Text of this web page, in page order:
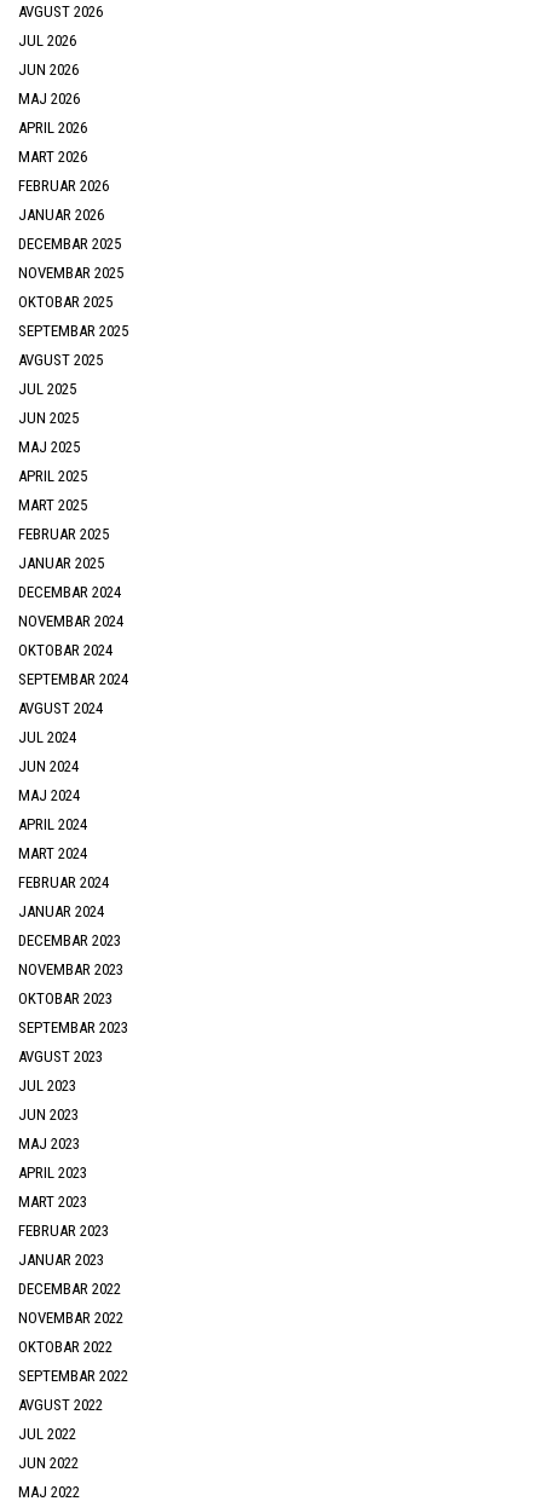
AVGUST 2026
JUL 2026
JUN 2026
MAJ 2026
APRIL 2026
MART 2026
FEBRUAR 2026
JANUAR 2026
DECEMBAR 2025
NOVEMBAR 2025
OKTOBAR 2025
SEPTEMBAR 2025
AVGUST 2025
JUL 2025
JUN 2025
MAJ 2025
APRIL 2025
MART 2025
FEBRUAR 2025
JANUAR 2025
DECEMBAR 2024
NOVEMBAR 2024
OKTOBAR 2024
SEPTEMBAR 2024
AVGUST 2024
JUL 2024
JUN 2024
MAJ 2024
APRIL 2024
MART 2024
FEBRUAR 2024
JANUAR 2024
DECEMBAR 2023
NOVEMBAR 2023
OKTOBAR 2023
SEPTEMBAR 2023
AVGUST 2023
JUL 2023
JUN 2023
MAJ 2023
APRIL 2023
MART 2023
FEBRUAR 2023
JANUAR 2023
DECEMBAR 2022
NOVEMBAR 2022
OKTOBAR 2022
SEPTEMBAR 2022
AVGUST 2022
JUL 2022
JUN 2022
MAJ 2022